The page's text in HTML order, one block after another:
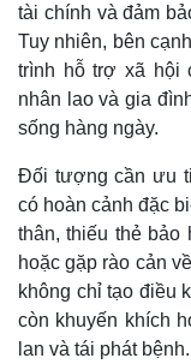
tài chính và đảm
Tuy nhiên, bên
trình hỗ trợ xã hội
nhân lao và gia
sống hàng ngày.
Đối tượng cần ưu
có hoàn cảnh đặc
thân, thiếu thẻ bảo
hoặc gặp rào cản
không chỉ tạo điều
còn khuyến khích
lan và tái phát bệnh.